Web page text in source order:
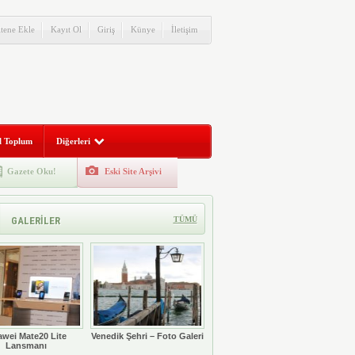
Ekle Kayıt Ol Giriş Künye İletişim
Toplum Diğerleri
Gazete Oku! Eski Site Arşivi
GALERİLER TÜMÜ
Mate20 Lite
Lansmanı
Venedik Şehri – Foto Galeri